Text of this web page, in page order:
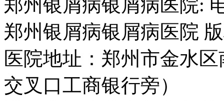
郑州银屑病银屑病医院:
郑州银屑病银屑病医院
医院地址：郑州市金水
交叉口工商银行旁）